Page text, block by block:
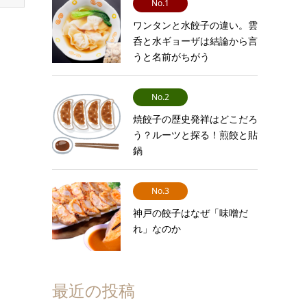
No.1
ワンタンと水餃子の違い。雲
呑と水ギョーザは結論から言
うと名前がちがう
No.2
焼餃子の歴史発祥はどこだろ
う？ルーツと探る！煎餃と貼
鍋
No.3
神戸の餃子はなぜ「味噌だ
れ」なのか
最近の投稿